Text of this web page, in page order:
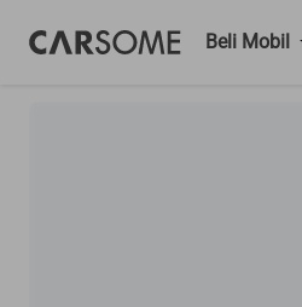
Beli Mobil